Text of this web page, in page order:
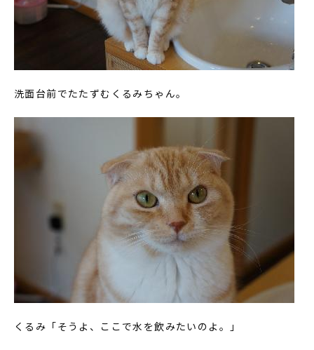
洗面台前でたたずむくるみちゃん。
くるみ「そうよ、ここで水を飲みたいのよ。」